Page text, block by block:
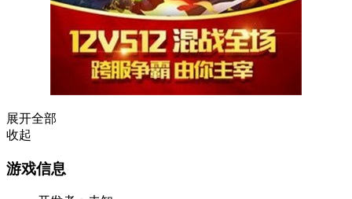
展开全部
收起
游戏信息